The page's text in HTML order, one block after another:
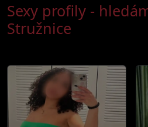
Sexy profily -
Stružnice